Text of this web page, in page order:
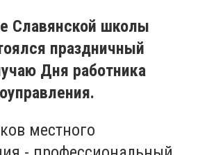
Славянской школы
праздничный
Дня работника
местного